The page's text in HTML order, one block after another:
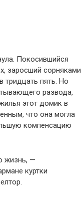
Покосившийся
заросший сорняками
пять. Но
развода,
этот домик в
что она могла
компенсацию
жизнь, —
куртки